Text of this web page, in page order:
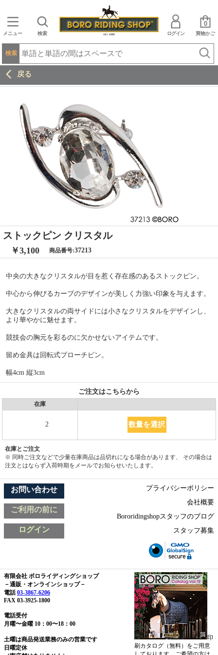
メニュー 検索 ログイン 買物かご
0
検索
戻る
ストックピン クリスタル
￥3,100 商品番号:37213
中央の大きなクリスタルが目を惹く存在感のあるストックピン。
中心から伸びるカーブのデザインが美しく力強い印象を与えます。
大きなクリスタルの両サイドには小さなクリスタルをデザインし、
より華やかに魅せます。
競技会の胸元を彩るのに欠かせないアイテムです。
留め金具は回転式ブローチピン。
幅4cm 縦3cm
ご注文はこちらから
在庫
2 数量を選択
在庫とご注文
※ 同時ご注文などで少量在庫商品は品切れになる場合があります、 その場合は
注文とはならず入荷時期をメールでお知らせいたします。
お問い合わせ
ご利用の前に
ログイン
プライバシーポリシー
会社概要
Bororidingshopスタッフのブログ
スタッフ募集
有限会社 ボロライディングショップ
－通販・オンラインショップ－
電話03-3867-6206
FAX 03-3925-1800
電話受付
月曜〜金曜 10：00〜18：00
土曜は商品発送業務のみの営業です
日曜定休
印
刷カタログ（無料）をご用意